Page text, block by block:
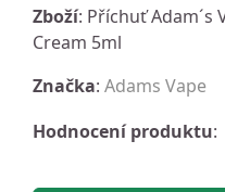
Zboží: Příchuť Adam´s
Cream 5ml
Značka: Adams Vape
Hodnocení produktu: